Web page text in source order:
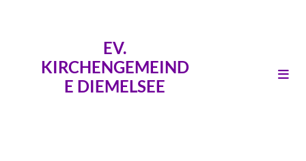
EV.
KIRCHENGEMEIND
E DIEMELSEE